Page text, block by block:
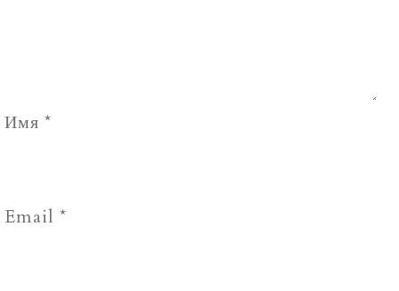
Имя *
Email *